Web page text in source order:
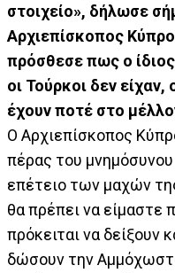
στοιχείο», δήλωσε
Αρχιεπίσκοπος
πρόσθεσε πως ο
οι Τούρκοι δεν
έχουν ποτέ στο
Ο Αρχιεπίσκοπος
πέρας του
επέτειο των μαχών
θα πρέπει να είμαστε
πρόκειται να δείξουν
δώσουν την